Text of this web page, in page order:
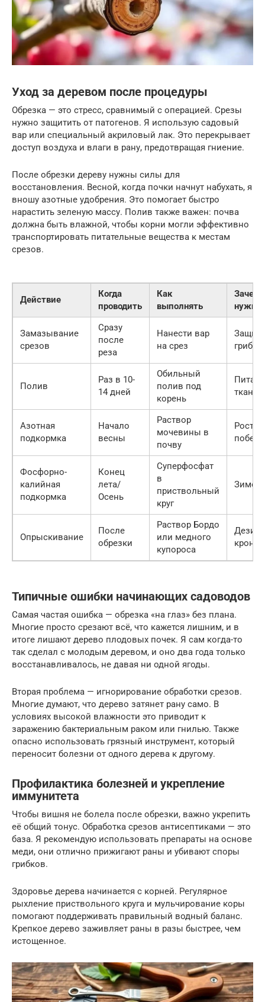
Уход за деревом после процедуры
Обрезка — это стресс, сравнимый с операцией. Срезы
нужно защитить от патогенов. Я использую садовый
вар или специальный акриловый лак. Это перекрывает
доступ воздуха и влаги в рану, предотвращая гниение.
После обрезки дереву нужны силы для
восстановления. Весной, когда почки начнут набухать, я
вношу азотные удобрения. Это помогает быстро
нарастить зеленую массу. Полив также важен: почва
должна быть влажной, чтобы корни могли эффективно
транспортировать питательные вещества к местам
срезов.
Действие
Когда
проводить
Как
выполнять
Зачем
нужно
Замазывание
срезов
Сразу
после
реза
Нанести вар
на срез
грибка
Полив
Раз в 10-
14 дней
Обильный
полив под
корень
тканей
Азотная
подкормка
Начало
весны
Раствор
мочевины в
почву
Рост
Фосфорно-
калийная
подкормка
Конец
лета/
Осень
Суперфосфат
в
приствольный
круг
Опрыскивание
После
обрезки
Раствор Бордо
или медного
купороса
кроны
Типичные ошибки начинающих садоводов
Самая частая ошибка — обрезка «на глаз» без плана.
Многие просто срезают всё, что кажется лишним, и в
итоге лишают дерево плодовых почек. Я сам когда-то
так сделал с молодым деревом, и оно два года только
восстанавливалось, не давая ни одной ягоды.
Вторая проблема — игнорирование обработки срезов.
Многие думают, что дерево затянет рану само. В
условиях высокой влажности это приводит к
заражению бактериальным раком или гнилью. Также
опасно использовать грязный инструмент, который
переносит болезни от одного дерева к другому.
Профилактика болезней и укрепление
иммунитета
Чтобы вишня не болела после обрезки, важно укрепить
её общий тонус. Обработка срезов антисептиками — это
база. Я рекомендую использовать препараты на основе
меди, они отлично прижигают раны и убивают споры
грибков.
Здоровье дерева начинается с корней. Регулярное
рыхление приствольного круга и мульчирование коры
помогают поддерживать правильный водный баланс.
Крепкое дерево заживляет раны в разы быстрее, чем
истощенное.